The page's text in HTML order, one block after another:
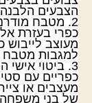
הצבעים
2. מטבח
כפרי בעזרת
מעוצב
למגבות מטבח
3. ביטוי
כפריים עם
מעצבים או
של בני משפחה